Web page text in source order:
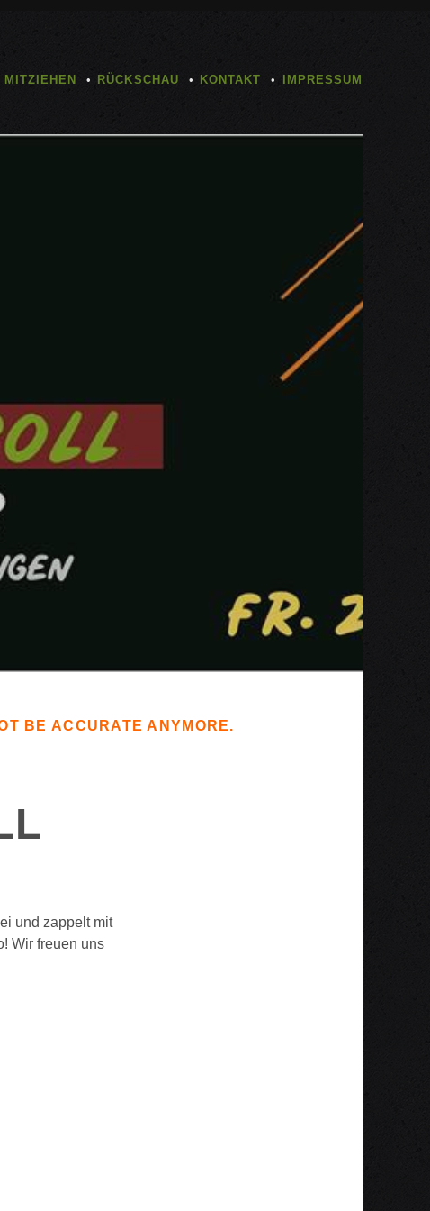
MITZIEHEN RÜCKSCHAU KONTAKT IMPRESSUM
BE ACCURATE ANYMORE.
und zappelt mit
Wir freuen uns